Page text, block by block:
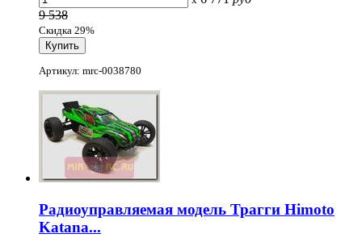
9 538
Скидка 29%
Артикул: mrc-0038780
Радиоуправляемая модель Трагги Himoto
Katana...